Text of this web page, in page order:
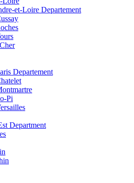
et-Loire Departement
Departement
Pi
Department